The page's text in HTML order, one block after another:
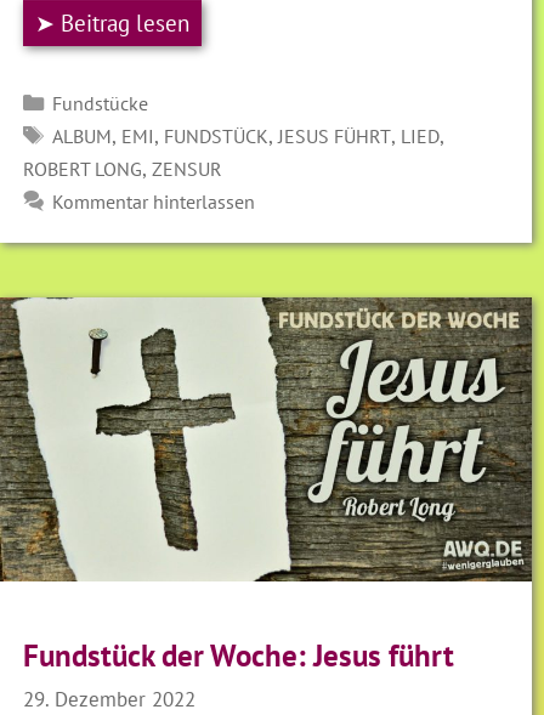
➤ Beitrag lesen
Kategorien
Fundstücke
SCHLAGWÖRTER
ALBUM, EMI, FUNDSTÜCK,JESUS FÜHRT, LIED,
ROBERT LONG,ZENSUR
Kommentar hinterlassen
Fundstück der Woche: Jesus führt
29. Dezember 2022